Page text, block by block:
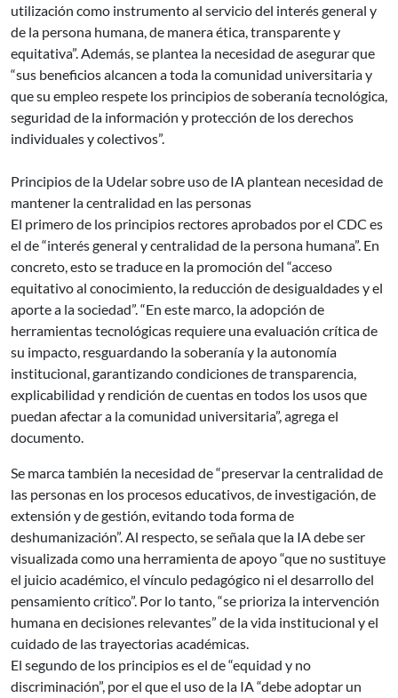
utilización como instrumento al servicio del interés general y
de la persona humana, de manera ética, transparente y
equitativa”. Además, se plantea la necesidad de asegurar que
“sus beneficios alcancen a toda la comunidad universitaria y
que su empleo respete los principios de soberanía tecnológica,
seguridad de la información y protección de los derechos
individuales y colectivos”.
Principios de la Udelar sobre uso de IA plantean necesidad de
mantener la centralidad en las personas
El primero de los principios rectores aprobados por el CDC es
el de “interés general y centralidad de la persona humana”. En
concreto, esto se traduce en la promoción del “acceso
equitativo al conocimiento, la reducción de desigualdades y el
aporte a la sociedad”. “En este marco, la adopción de
herramientas tecnológicas requiere una evaluación crítica de
su impacto, resguardando la soberanía y la autonomía
institucional, garantizando condiciones de transparencia,
explicabilidad y rendición de cuentas en todos los usos que
puedan afectar a la comunidad universitaria”, agrega el
documento.
Se marca también la necesidad de “preservar la centralidad de
las personas en los procesos educativos, de investigación, de
extensión y de gestión, evitando toda forma de
deshumanización”. Al respecto, se señala que la IA debe ser
visualizada como una herramienta de apoyo “que no sustituye
el juicio académico, el vínculo pedagógico ni el desarrollo del
pensamiento crítico”. Por lo tanto, “se prioriza la intervención
humana en decisiones relevantes” de la vida institucional y el
cuidado de las trayectorias académicas.
El segundo de los principios es el de “equidad y no
discriminación”, por el que el uso de la IA “debe adoptar un